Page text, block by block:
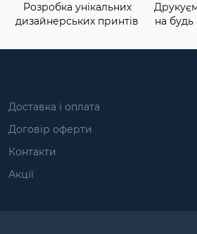
Розробка унікальних
дизайнерських принтів
на будь
Доставка і оплата
Договір оферти
Контакти
Акції